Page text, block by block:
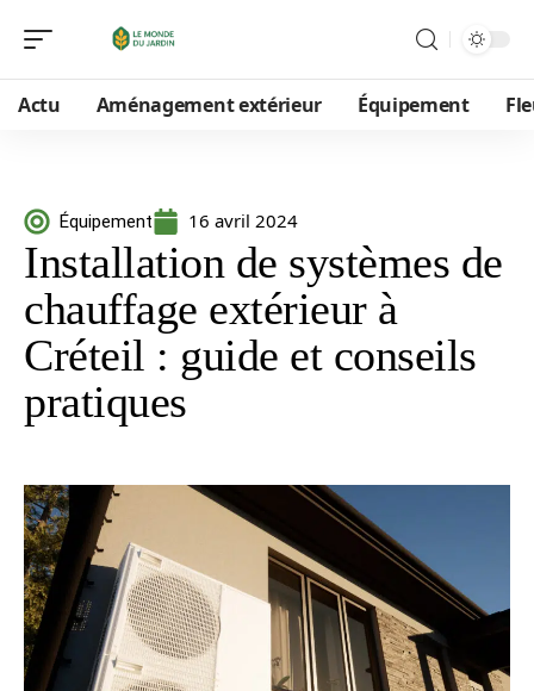
Actu Aménagement extérieur Équipement
Équipement 16 avril 2024
Installation de systèmes de
chauffage extérieur à
Créteil : guide et conseils
pratiques